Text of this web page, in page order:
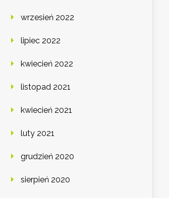
wrzesień 2022
lipiec 2022
kwiecień 2022
listopad 2021
kwiecień 2021
luty 2021
grudzień 2020
sierpień 2020